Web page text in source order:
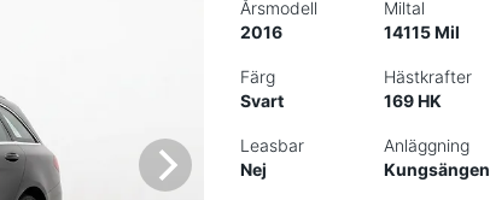
Årsmodell
2016
Miltal
14115 Mil
Färg
Svart
Hästkrafter
169 HK
Leasbar
Nej
Anläggning
Kungsängen